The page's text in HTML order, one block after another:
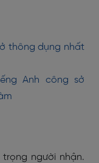
thông dụng nhất
Anh công sở
người nhận.